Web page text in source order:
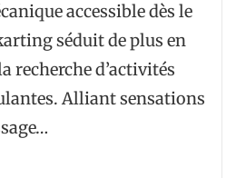
accessible dès le
séduit de plus en
recherche d’activités
Alliant sensations